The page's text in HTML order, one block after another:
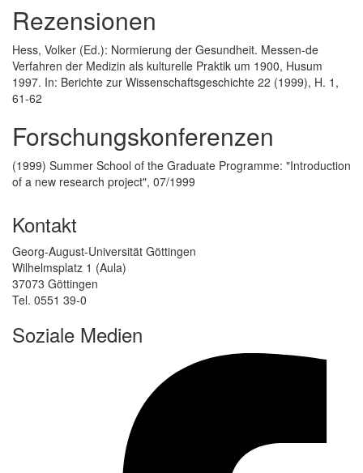
Rezensionen
Hess, Volker (Ed.): Normierung der Gesundheit. Messen-de
Verfahren der Medizin als kulturelle Praktik um 1900, Husum
1997. In: Berichte zur Wissenschaftsgeschichte 22 (1999), H. 1,
61-62
Forschungskonferenzen
(1999) Summer School of the Graduate Programme: "Introduction
of a new research project", 07/1999
Kontakt
Georg-August-Universität Göttingen
Wilhelmsplatz 1 (Aula)
37073 Göttingen
Tel. 0551 39-0
Soziale Medien